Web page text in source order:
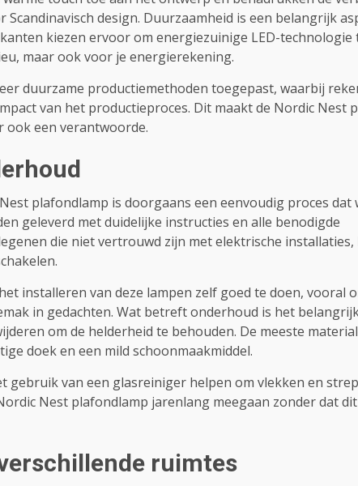
design. Duurzaamheid is een belangrijk
kiezen ervoor om energiezuinige LED-
maar ook voor je energierekening.
duurzame productiemethoden toegepast, waarbij
van het productieproces. Dit maakt de Nordic Nest
ook een verantwoorde.
plafondlamp is doorgaans een eenvoudig proces dat
geleverd met duidelijke instructies en alle benodigde
die niet vertrouwd zijn met elektrische installaties,
installeren van deze lampen zelf goed te doen, vooral
in gedachten. Wat betreft onderhoud is het
om de helderheid te behouden. De meeste
doek en een mild schoonmaakmiddel.
gebruik van een glasreiniger helpen om vlekken en
Nest plafondlamp jarenlang meegaan zonder dat
ruimtes